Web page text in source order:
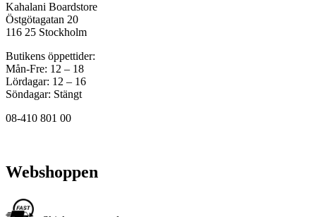
Kahalani Boardstore
Östgötagatan 20
116 25 Stockholm
Butikens öppettider:
Mån-Fre: 12 – 18
Lördagar: 12 – 16
Söndagar: Stängt
08-410 801 00
Webshoppen